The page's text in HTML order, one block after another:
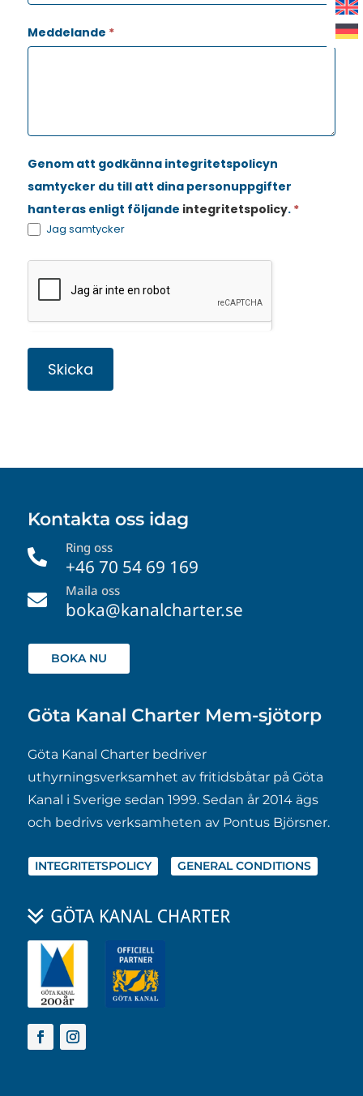
Meddelande *
Genom att godkänna integritetspolicyn
samtycker du till att dina personuppgifter
hanteras enligt följande integritetspolicy. *
Jag samtycker
Skicka
Kontakta oss idag
 Ring oss
+46 70 54 69 169
 Maila oss
boka@kanalcharter.se
BOKA NU
Göta Kanal Charter Mem-sjötorp
Göta Kanal Charter bedriver
uthyrningsverksamhet av fritidsbåtar på Göta
Kanal i Sverige sedan 1999. Sedan år 2014 ägs
och bedrivs verksamheten av Pontus Björsner.
INTEGRITETSPOLICY GENERAL CONDITIONS